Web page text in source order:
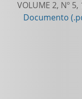
VOLUME 2, Nº 5,
Documento